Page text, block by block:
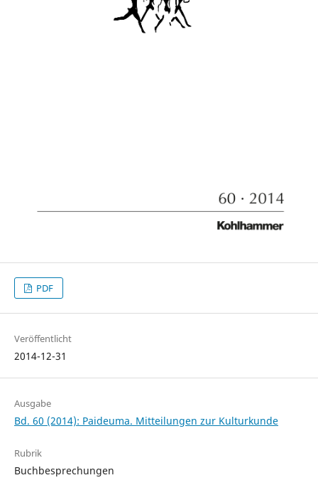
PDF
Veröffentlicht
2014-12-31
Ausgabe
Bd. 60 (2014): Paideuma. Mitteilungen zur Kulturkunde
Rubrik
Buchbesprechungen